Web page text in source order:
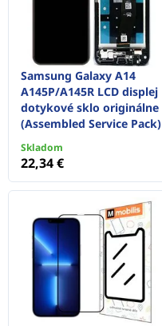
Samsung Galaxy A14
A145P/A145R LCD displej
dotykové sklo originálne
(Assembled Service Pack)
Skladom
22,34 €